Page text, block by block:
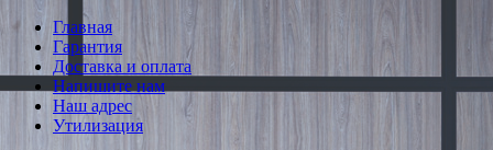
Главная
Гарантия
Доставка и оплата
Напишите нам
Наш адрес
Утилизация